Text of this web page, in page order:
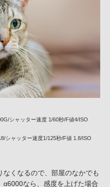
シャッター速度 1/60秒/F値4/ISO
シャッター速度1/125秒/F値 1.8/ISO
くなるので、部屋のなかでも
α6000なら、感度を上げた場合